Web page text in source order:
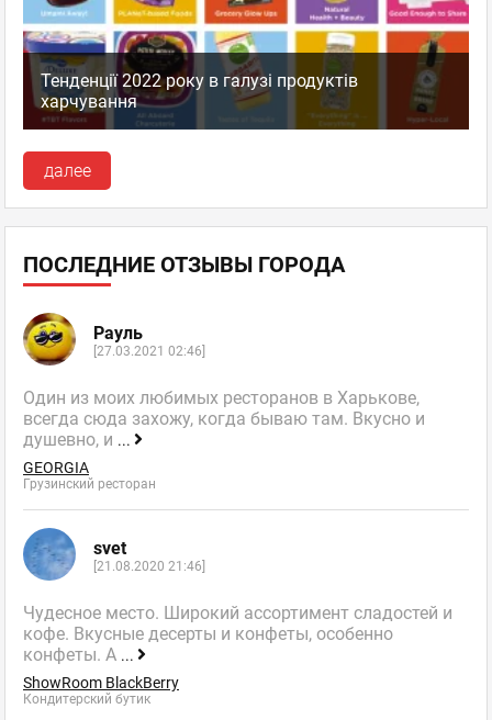
Тенденції 2022 року в галузі продуктів
харчування
далее
ПОСЛЕДНИЕ ОТЗЫВЫ ГОРОДА
Рауль
[27.03.2021 02:46]
Один из моих любимых ресторанов в Харькове,
всегда сюда захожу, когда бываю там. Вкусно и
душевно, и ...
GEORGIA
Грузинский ресторан
svet
[21.08.2020 21:46]
Чудесное место. Широкий ассортимент сладостей и
кофе. Вкусные десерты и конфеты, особенно
конфеты. А ...
ShowRoom BlackBerry
Кондитерский бутик